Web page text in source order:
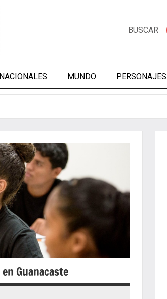
BUSCAR
NACIONALES MUNDO PERSONAJES
Guanacaste